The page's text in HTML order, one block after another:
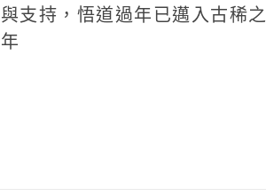
與支持，悟道過年已邁入古稀之
年